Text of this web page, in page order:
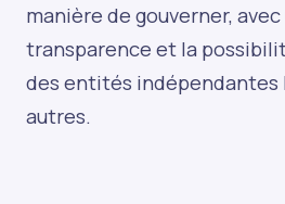
manière de gouverner,
transparence et la
des entités indépendantes
autres.